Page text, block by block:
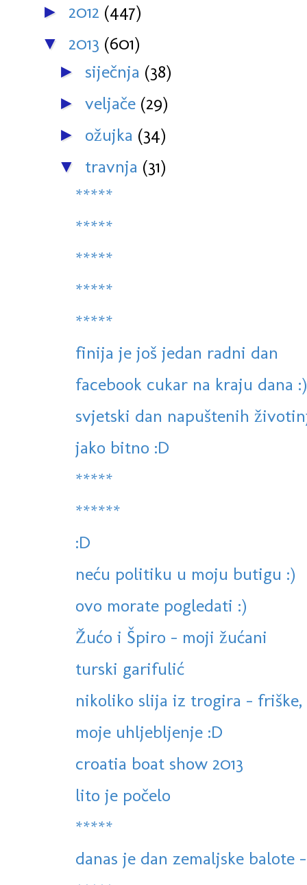
► 2012 (447)
▼ 2013 (601)
► siječnja (38)
► veljače (29)
► ožujka (34)
▼ travnja (31)
*****
*****
*****
*****
*****
finija je još jedan radni dan
facebook cukar na kraju dana :)
svjetski dan napuštenih
jako bitno :D
*****
******
:D
neću politiku u moju butigu :)
ovo morate pogledati :)
Žućo i Špiro - moji žućani
turski garifulić
nikoliko slija iz trogira - friške,
moje uhljebljenje :D
croatia boat show 2013
lito je počelo
*****
danas je dan zemaljske balote